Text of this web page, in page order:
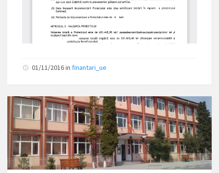
01/11/2016in finantari_ue